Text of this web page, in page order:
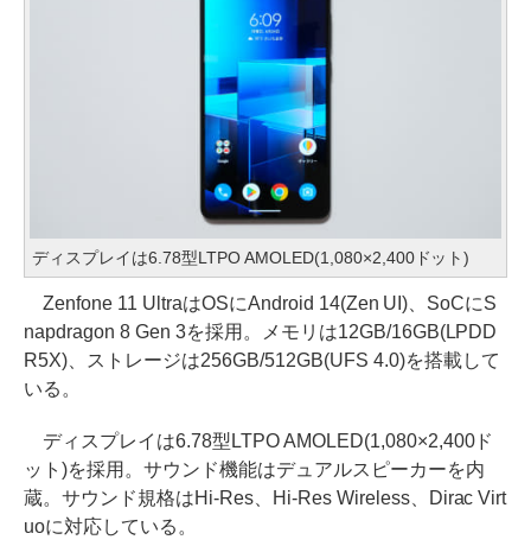
ディスプレイは6.78型LTPO AMOLED(1,080×2,400ドット)
Zenfone 11 UltraはOSにAndroid 14(Zen UI)、SoCにS
napdragon 8 Gen 3を採用。メモリは12GB/16GB(LPDD
R5X)、ストレージは256GB/512GB(UFS 4.0)を搭載して
いる。
ディスプレイは6.78型LTPO AMOLED(1,080×2,400ド
ット)を採用。サウンド機能はデュアルスピーカーを内
蔵。サウンド規格はHi-Res、Hi-Res Wireless、Dirac Virt
uoに対応している。